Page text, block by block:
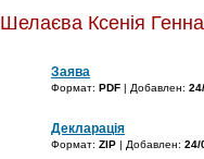
Шелаєва Ксенія
Заява
Формат: PDF | Добавлен:
Декларація
Формат: ZIP | Добавлен: 24/